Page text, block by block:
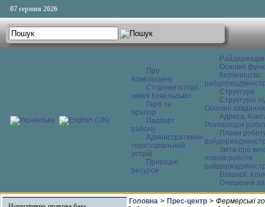
07 серпня 2026
Про
Ковельщину
Сторінки історії
землі Ковельської
Герб та
прапор
Паспорт
району
Адміністративно-
територіальний
устрій
Природні
ресурси
Основні
Керівництво
Структура
Структурні
Основні завдання
Адреса.
Розпорядок
Плани
Звіти про
планів роботи
Вакансії.
Очищення
Головна > Прес-центр > Фермерські